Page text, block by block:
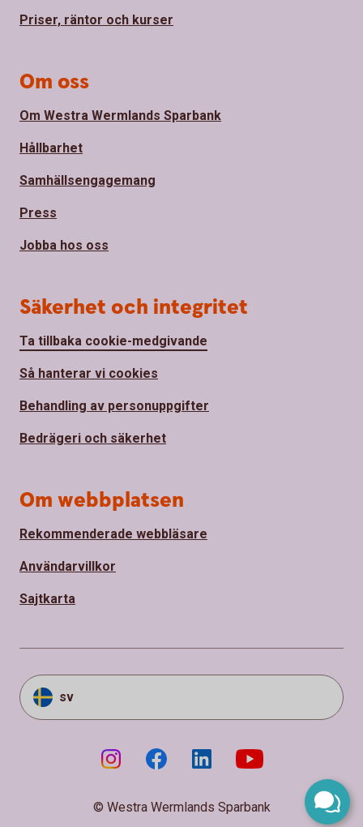
Priser, räntor och kurser
Om oss
Om Westra Wermlands Sparbank
Hållbarhet
Samhällsengagemang
Press
Jobba hos oss
Säkerhet och integritet
Ta tillbaka cookie-medgivande
Så hanterar vi cookies
Behandling av personuppgifter
Bedrägeri och säkerhet
Om webbplatsen
Rekommenderade webbläsare
Användarvillkor
Sajtkarta
sv
© Westra Wermlands Sparbank